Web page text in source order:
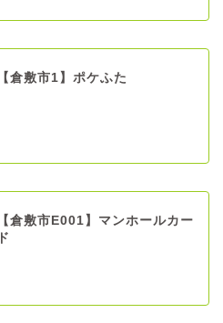
【倉敷市1】ポケふた
【倉敷市E001】マンホールカー
ド